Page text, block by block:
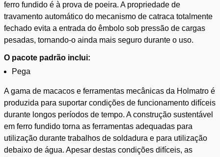
ferro fundido é à prova de poeira. A propriedade de
travamento automático do mecanismo de catraca totalmente
fechado evita a entrada do êmbolo sob pressão de cargas
pesadas, tornando-o ainda mais seguro durante o uso.
O pacote padrão inclui:
Pega
A gama de macacos e ferramentas mecânicas da Holmatro é
produzida para suportar condições de funcionamento difíceis
durante longos períodos de tempo. A construção sustentável
em ferro fundido torna as ferramentas adequadas para
utilização durante trabalhos de soldadura e para utilização
debaixo de água. Apesar destas condições difíceis, as